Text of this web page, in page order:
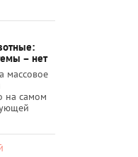
– нет
массовое
на самом